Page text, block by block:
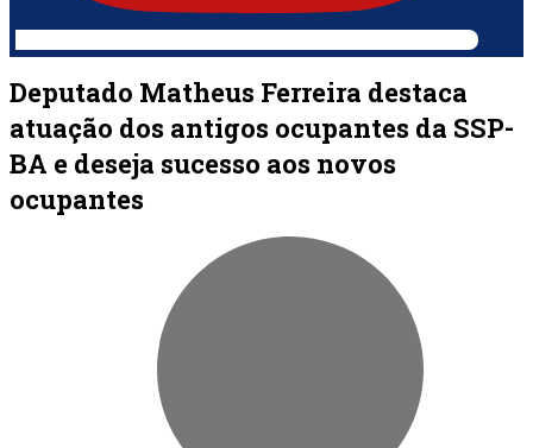
Deputado Matheus Ferreira destaca
atuação dos antigos ocupantes da SSP-
BA e deseja sucesso aos novos
ocupantes